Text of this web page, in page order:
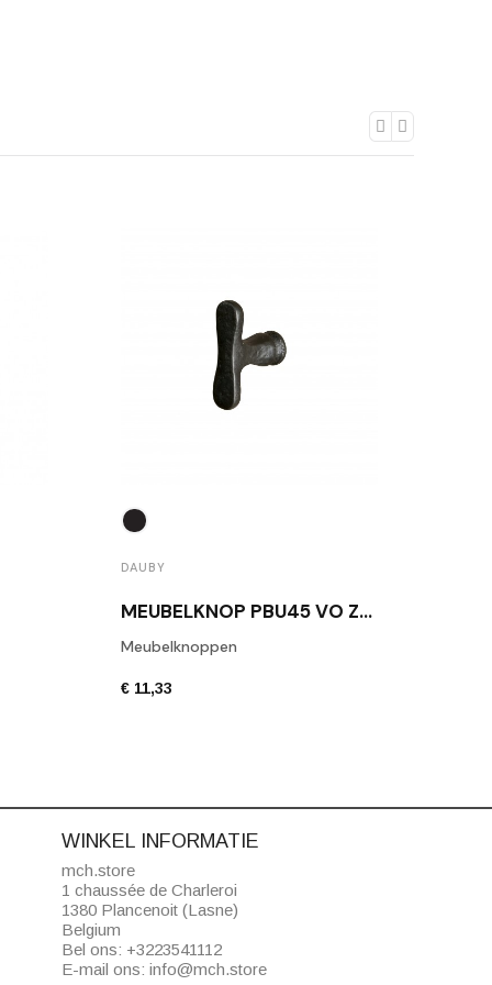
DAUBY
MEUBELKNOP PBU45 VO ZWART
Meubelknoppen
€ 11,33
WINKEL INFORMATIE
mch.store
1 chaussée de Charleroi
1380 Plancenoit (Lasne)
Belgium
Bel ons: +3223541112
E-mail ons: info@mch.store